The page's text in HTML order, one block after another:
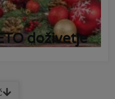
doživetje